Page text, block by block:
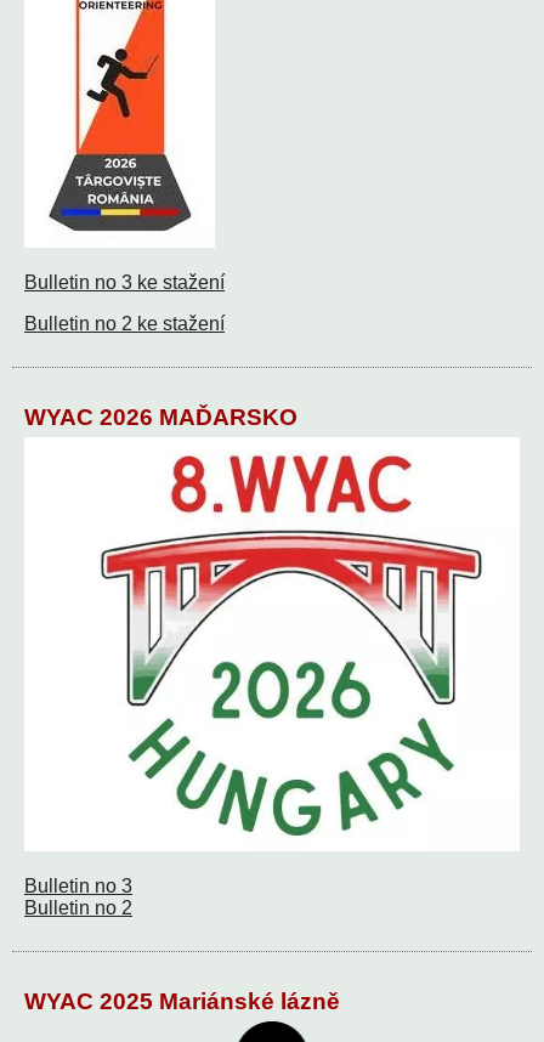
Bulletin no 3 ke stažení
Bulletin no 2 ke stažení
WYAC 2026 MAĎARSKO
Bulletin no 3
Bulletin no 2
WYAC 2025 Mariánské lázně